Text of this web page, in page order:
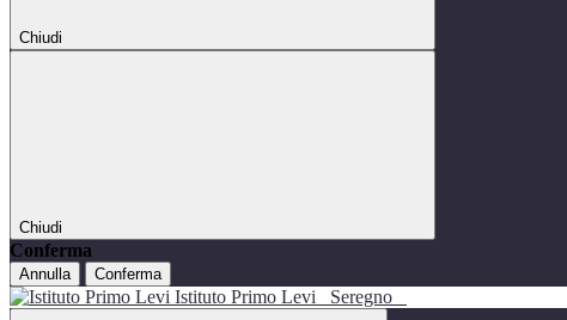
Chiudi
Chiudi
Conferma
Annulla Conferma
Istituto Primo Levi Seregno